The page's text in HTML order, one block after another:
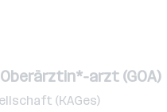
arzt (GOA)
(KAGes)